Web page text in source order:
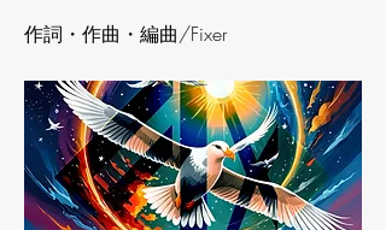
作詞・作曲・編曲/Fixer